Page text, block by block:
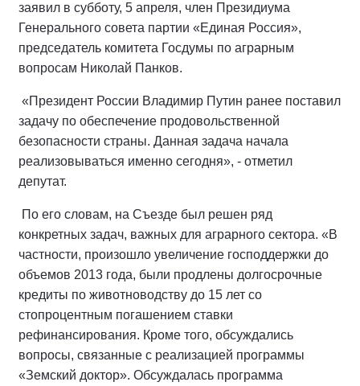
заявил в субботу, 5 апреля, член Президиума
Генерального совета партии «Единая Россия»,
председатель комитета Госдумы по аграрным
вопросам Николай Панков.
«Президент России Владимир Путин ранее поставил
задачу по обеспечение продовольственной
безопасности страны. Данная задача начала
реализовываться именно сегодня», - отметил
депутат.
По его словам, на Съезде был решен ряд
конкретных задач, важных для аграрного сектора. «В
частности, произошло увеличение господдержки до
объемов 2013 года, были продлены долгосрочные
кредиты по животноводству до 15 лет со
стопроцентным погашением ставки
рефинансирования. Кроме того, обсуждались
вопросы, связанные с реализацией программы
«Земский доктор». Обсуждалась программа